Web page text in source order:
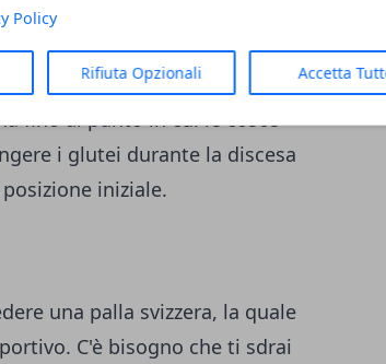
Policy
Rifiuta Opzionali Accetta
sola estremità del peso.
verso l'esterno e il
dritte le spalle, piegherai
fino al punto in cui le cosce
i glutei durante la discesa
iniziale.
una palla svizzera, la quale
C'è bisogno che ti sdrai